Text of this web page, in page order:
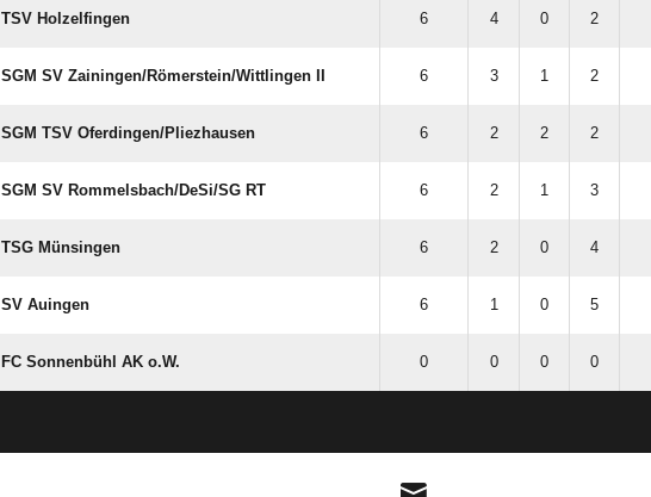
TSV Holzelfingen 6 4 0 2
SGM SV Zainingen/​Römerstein/​Wittlingen II 6 3 1 2
SGM TSV Oferdingen/​Pliezhausen 6 2 2 2
SGM SV Rommelsbach/​DeSi/​SG RT 6 2 1 3
TSG Münsingen 6 2 0 4
SV Auingen 6 1 0 5
FC Sonnenbühl AK o.W. 0 0 0 0